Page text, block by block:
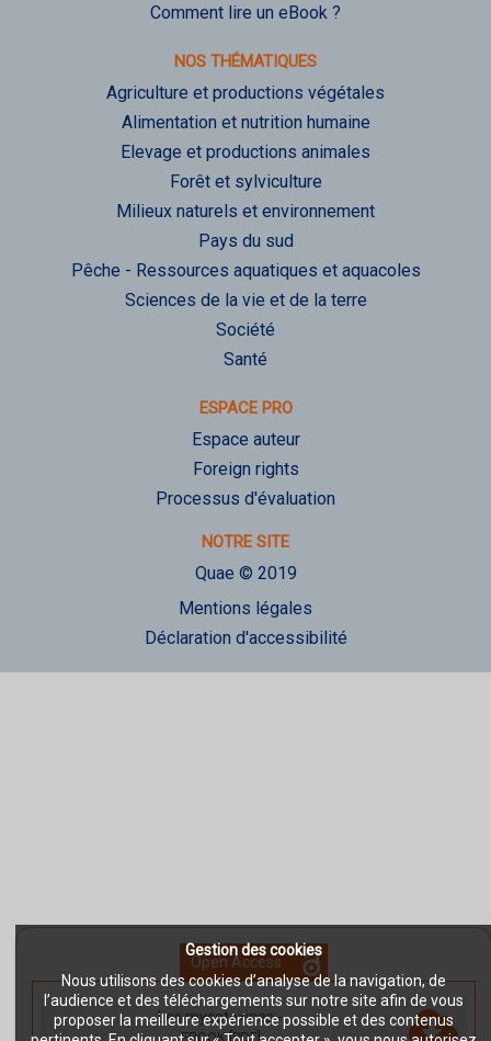
Gestion des cookies
Nous utilisons des cookies d’analyse de la navigation, de
l’audience et des téléchargements sur notre site afin de vous
proposer la meilleure expérience possible et des contenus
Open Access
Les mycotoxines-
EBOOK [PDF]
Comment lire un eBook ?
NOS THÉMATIQUES
Agriculture et productions végétales
Alimentation et nutrition humaine
Elevage et productions animales
Forêt et sylviculture
Milieux naturels et environnement
Pays du sud
Pêche - Ressources aquatiques et aquacoles
Sciences de la vie et de la terre
Société
Santé
ESPACE PRO
Espace auteur
Foreign rights
Processus d'évaluation
NOTRE SITE
Quae © 2019
Mentions légales
Déclaration d'accessibilité